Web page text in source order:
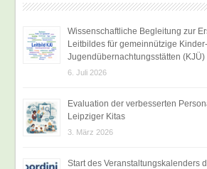
Wissenschaftliche Begleitung zur
Leitbildes für gemeinnützige
Jugendübernachtungsstätten (KJÜ)
6. Juli 2026
Evaluation der verbesserten
Leipziger Kitas
3. März 2026
Start des Veranstaltungskalenders